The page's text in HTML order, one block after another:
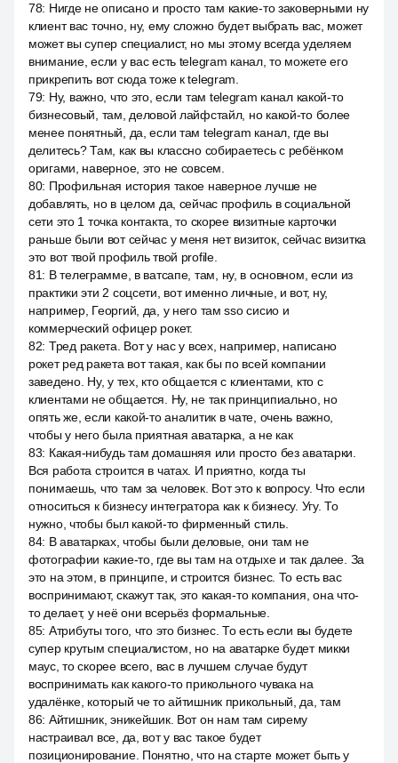
78: Нигде не описано и просто там какие-то заковерными ну
клиент вас точно, ну, ему сложно будет выбрать вас, может
может вы супер специалист, но мы этому всегда уделяем
внимание, если у вас есть telegram канал, то можете его
прикрепить вот сюда тоже к telegram.
79: Ну, важно, что это, если там telegram канал какой-то
бизнесовый, там, деловой лайфстайл, но какой-то более
менее понятный, да, если там telegram канал, где вы
делитесь? Там, как вы классно собираетесь с ребёнком
оригами, наверное, это не совсем.
80: Профильная история такое наверное лучше не
добавлять, но в целом да, сейчас профиль в социальной
сети это 1 точка контакта, то скорее визитные карточки
раньше были вот сейчас у меня нет визиток, сейчас визитка
это вот твой профиль твой profile.
81: В телеграмме, в ватсапе, там, ну, в основном, если из
практики эти 2 соцсети, вот именно личные, и вот, ну,
например, Георгий, да, у него там sso сисио и
коммерческий офицер рокет.
82: Тред ракета. Вот у нас у всех, например, написано
рокет ред ракета вот такая, как бы по всей компании
заведено. Ну, у тех, кто общается с клиентами, кто с
клиентами не общается. Ну, не так принципиально, но
опять же, если какой-то аналитик в чате, очень важно,
чтобы у него была приятная аватарка, а не как
83: Какая-нибудь там домашняя или просто без аватарки.
Вся работа строится в чатах. И приятно, когда ты
понимаешь, что там за человек. Вот это к вопросу. Что если
относиться к бизнесу интегратора как к бизнесу. Угу. То
нужно, чтобы был какой-то фирменный стиль.
84: В аватарках, чтобы были деловые, они там не
фотографии какие-то, где вы там на отдыхе и так далее. За
это на этом, в принципе, и строится бизнес. То есть вас
воспринимают, скажут так, это какая-то компания, она что-
то делает, у неё они всерьёз формальные.
85: Атрибуты того, что это бизнес. То есть если вы будете
супер крутым специалистом, но на аватарке будет микки
маус, то скорее всего, вас в лучшем случае будут
воспринимать как какого-то прикольного чувака на
удалёнке, который че то айтишник прикольный, да, там
86: Айтишник, эникейшик. Вот он нам там сирему
настраивал все, да, вот у вас такое будет
позиционирование. Понятно, что на старте может быть у